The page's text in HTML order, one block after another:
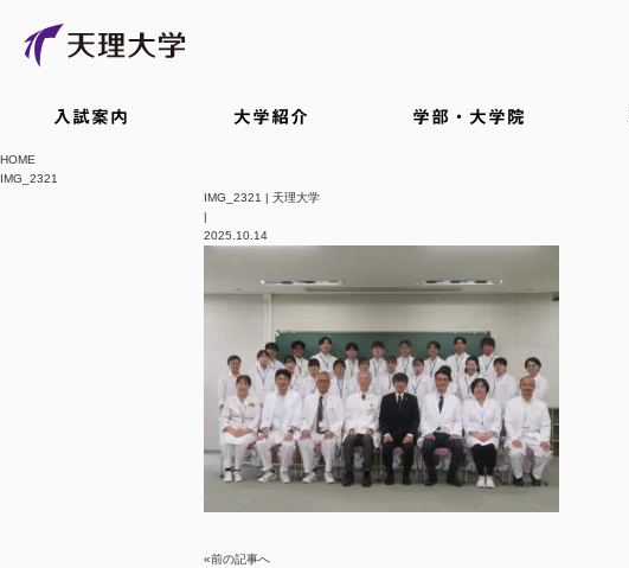
入試案内 大学紹介 学部・大学院
HOME
IMG_2321
IMG_2321 | 天理大学
|
2025.10.14
«前の記事へ